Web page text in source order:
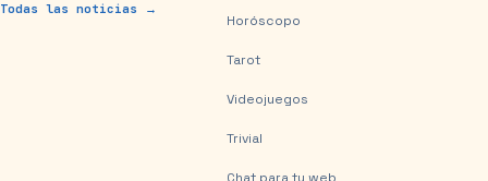
Todas las noticias →
Horóscopo
Tarot
Videojuegos
Trivial